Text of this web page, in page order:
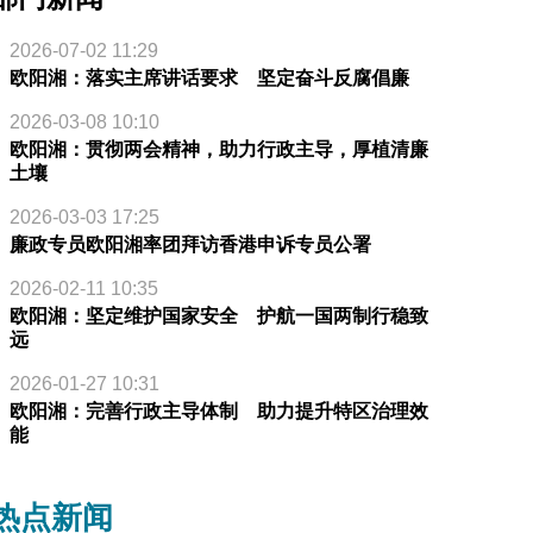
2026-07-02 11:29
欧阳湘：落实主席讲话要求 坚定奋斗反腐倡廉
2026-03-08 10:10
欧阳湘：贯彻两会精神，助力行政主导，厚植清廉
土壤
2026-03-03 17:25
廉政专员欧阳湘率团拜访香港申诉专员公署
2026-02-11 10:35
欧阳湘：坚定维护国家安全 护航一国两制行稳致
远
2026-01-27 10:31
欧阳湘：完善行政主导体制 助力提升特区治理效
能
点新闻